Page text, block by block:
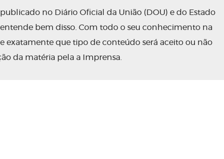
no Diário Oficial da União (DOU) e do Estado
entende bem disso. Com todo o seu conhecimento na
exatamente que tipo de conteúdo será aceito ou não
da matéria pela a Imprensa.